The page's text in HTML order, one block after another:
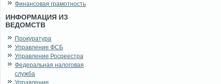
Финансовая грамотность
ИНФОРМАЦИЯ ИЗ
ВЕДОМСТВ
Прокуратура
Управление ФСБ
Управление Росреестра
Федеральная налоговая
служба
Управление